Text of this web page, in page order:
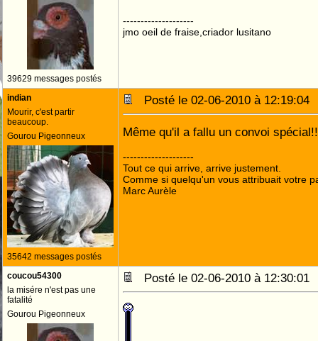
39629 messages postés
--------------------
jmo oeil de fraise,criador lusitano
indian
Mourir, c'est partir
beaucoup.
Gourou Pigeonneux
35642 messages postés
Posté le 02-06-2010 à
Même qu'il a fallu un convoi
--------------------
Tout ce qui arrive, arrive justement.
Comme si quelqu'un vous attribuait votre
Marc Aurèle
coucou54300
la misére n'est pas une
fatalité
Gourou Pigeonneux
Posté le 02-06-2010 à